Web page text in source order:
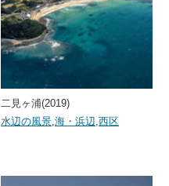
二見ヶ浦(2019)
水辺の風景,海・浜辺,西区